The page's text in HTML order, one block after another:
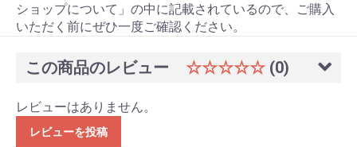
ショップについて」の中に記載されているので、ご購入
いただく前にぜひ一度ご確認ください。
この商品のレビュー ☆☆☆☆☆ (0)
レビューはありません。
レビューを投稿